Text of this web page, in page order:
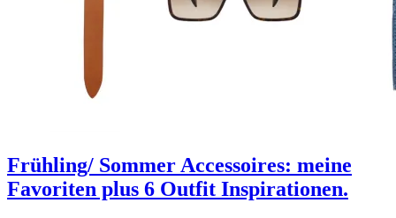
Frühling/ Sommer Accessoires: meine
Favoriten plus 6 Outfit Inspirationen.